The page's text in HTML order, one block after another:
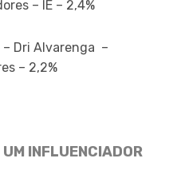
– IE – 2,4%
– Dri Alvarenga –
– 2,2%
UM INFLUENCIADOR